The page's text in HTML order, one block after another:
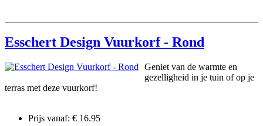
Esschert Design Vuurkorf - Rond
Geniet van de warmte en
gezelligheid in je tuin of op je
terras met deze vuurkorf!
Prijs vanaf: € 16.95